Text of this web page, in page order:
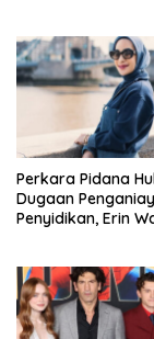
Perkara Pidana
Dugaan
Penyidikan, Erin